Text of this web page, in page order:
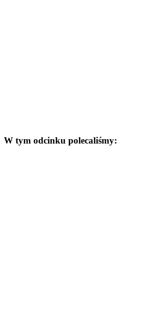
W tym odcinku polecaliśmy: